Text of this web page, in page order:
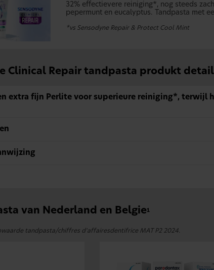
32% effectievere reiniging*, nog steeds
pepermunt en eucalyptus. Tandpasta met
*vs Sensodyne Repair & Protect Cool Mint
Clinical Repair tandpasta produkt
extra fijn Perlite voor superieure reiniging*, terwijl
van Nederland en Belgie1
tandpasta/chiffres d'affairesdentifrice MAT P2 2024.